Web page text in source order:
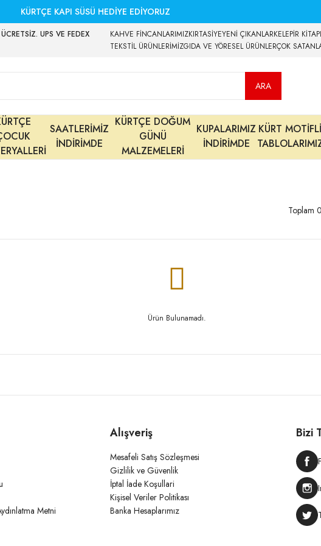
KÜRTÇE KAPI SÜSÜ HEDİYE EDİYORUZ
UPS VE FEDEX
KAHVE FİNCANLARIMIZKIRTASİYEYENİ ÇIKANLARKELEPİR
TEKSTİL ÜRÜNLERİMİZGIDA VE YÖRESEL ÜRÜNLERÇOK
ARA
SAATLERİMİZ
İNDİRİMDE
KÜRTÇE DOĞUM
GÜNÜ
MALZEMELERİ
KUPALARIMIZ
İNDİRİMDE
KÜRT MOTİFLİ
Toplam
Ürün Bulunamadı.
Metni
Alışveriş
Mesafeli Satış Sözleşmesi
Gizlilik ve Güvenlik
İptal İade Koşullari
Kişisel Veriler Politikası
Banka Hesaplarımız
Bizi